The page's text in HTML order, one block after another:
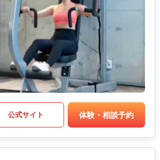
公式サイト 体験・相談予約